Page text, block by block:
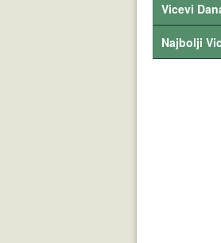
Vicevi
Najbolji